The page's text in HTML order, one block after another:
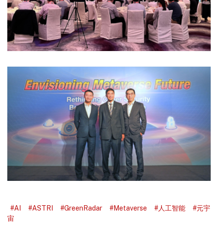
#AI #ASTRI #GreenRadar #Metaverse #人工智能
#元宇
宙